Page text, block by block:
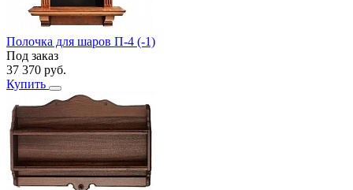
Полочка для шаров П-4 (-1)
Под заказ
37 370 руб.
Купить